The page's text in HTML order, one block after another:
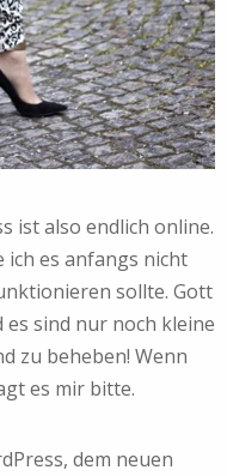
ist also endlich online.
es anfangs nicht
sollte. Gott
sind nur noch kleine
zu beheben! Wenn
es mir bitte.
dem neuen